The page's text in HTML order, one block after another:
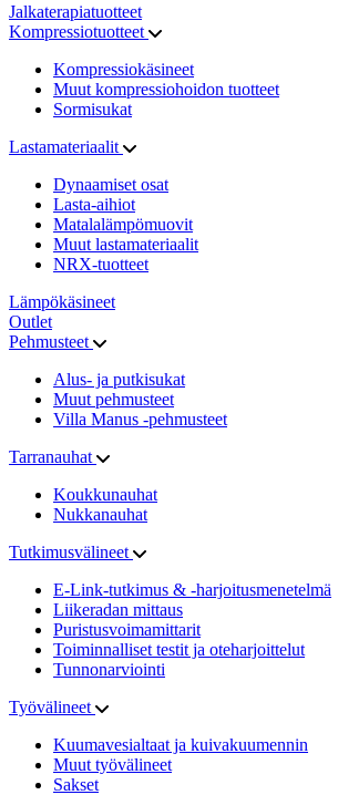
Jalkaterapiatuotteet
Kompressiotuotteet
Kompressiokäsineet
Muut kompressiohoidon tuotteet
Sormisukat
Lastamateriaalit
Dynaamiset osat
Lasta-aihiot
Matalalämpömuovit
Muut lastamateriaalit
NRX-tuotteet
Lämpökäsineet
Outlet
Pehmusteet
Alus- ja putkisukat
Muut pehmusteet
Villa Manus -pehmusteet
Tarranauhat
Koukkunauhat
Nukkanauhat
Tutkimusvälineet
E-Link-tutkimus & -harjoitusmenetelmä
Liikeradan mittaus
Puristusvoimamittarit
Toiminnalliset testit ja oteharjoittelut
Tunnonarviointi
Työvälineet
Kuumavesialtaat ja kuivakuumennin
Muut työvälineet
Sakset